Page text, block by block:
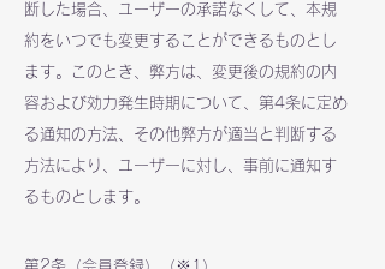
断した場合、ユーザーの承諾なくして、本規
約をいつでも変更することができるものとし
ます。このとき、弊方は、変更後の規約の内
容および効力発生時期について、第4条に定め
る通知の方法、その他弊方が適当と判断する
方法により、ユーザーに対し、事前に通知す
るものとします。